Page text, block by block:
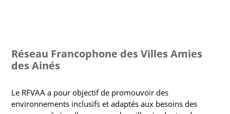
Réseau Francophone des Villes Amies
des Ainés
Le RFVAA a pour objectif de promouvoir des
environnements inclusifs et adaptés aux besoins des